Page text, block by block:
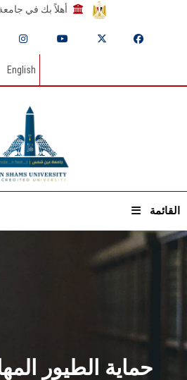
أهلاً بك في
English
القائمة
حماية الطيور